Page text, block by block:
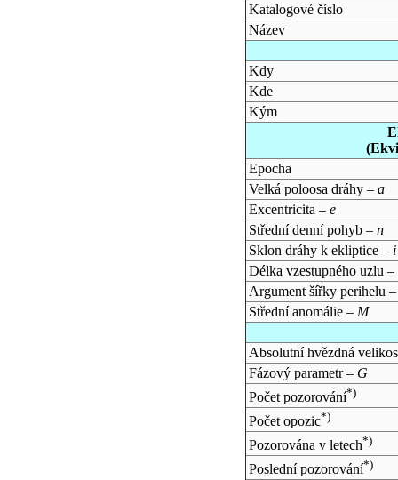
Katalogové číslo
Název
Kdy
Kde
Kým
Epocha
Velká poloosa dráhy – a
Excentricita – e
Střední denní pohyb – n
Sklon dráhy k ekliptice – i
Délka vzestupného uzlu –
Argument šířky perihelu
Střední anomálie – M
Absolutní hvězdná
Fázový parametr – G
Počet pozorování*)
Počet opozic*)
Pozorována v letech*)
Poslední pozorování*)